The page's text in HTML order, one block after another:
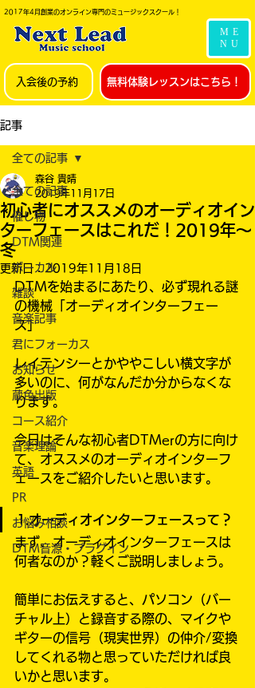
2017年4月創業のオンライン専門のミュージックスクール！
ME
NU
入会後の予約 無料体験レッスンはこちら！
記事
全ての記事
催し物
DTM関連
ボーカル
雑談
音楽記事
君にフォーカス
お知らせ
蔵色出版
コース紹介
音楽理論
英語
PR
お悩み相談
DTM音源・プラグイン
全ての記事
初心者にオススメのオーディオイン
ターフェースはこれだ！2019年〜
冬
森谷 貴晴
2019年11月17日
更新日：2019年11月18日
DTMを始まるにあたり、必ず現れる謎
の機械「オーディオインターフェー
ス」
レイテンシーとかややこしい横文字が
多いのに、何がなんだか分からなくな
ります。
今日はそんな初心者DTMerの方に向け
て、オススメのオーディオインターフ
ェースをご紹介したいと思います。
1.オーディオインターフェースって？
まず、オーディオインターフェースは
何者なのか？軽くご説明しましょう。
簡単にお伝えすると、パソコン（バー
チャル上）と録音する際の、マイクや
ギターの信号（現実世界）の仲介/変換
してくれる物と思っていただければ良
いかと思います。